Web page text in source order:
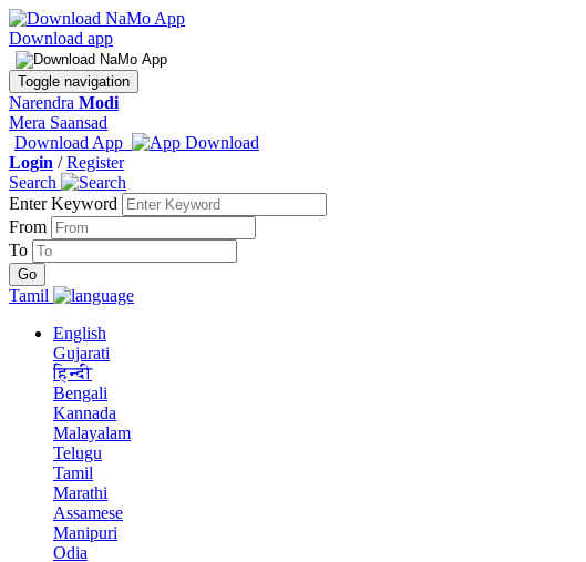
Download app
Toggle navigation
Narendra Modi
Mera Saansad
Download App
Login /Register
Search
Enter Keyword
From
To
Tamil
English
Gujarati
हिन्दी
Bengali
Kannada
Malayalam
Telugu
Tamil
Marathi
Assamese
Manipuri
Odia